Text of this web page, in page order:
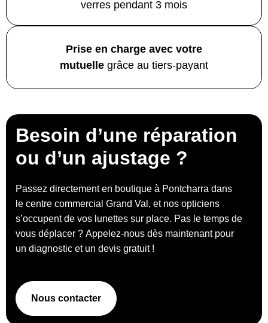
verres pendant 3 mois
Prise en charge avec votre
mutuelle grâce au tiers-payant
Besoin d’une réparation
ou d’un ajustage ?
Passez directement en boutique à Pontcharra dans
le centre commercial Grand Val, et nos opticiens
s’occupent de vos lunettes sur place. Pas le temps de
vous déplacer ? Appelez-nous dès maintenant pour
un diagnostic et un devis gratuit !
Nous contacter